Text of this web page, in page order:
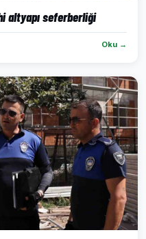
altyapı seferberliği
Oku →